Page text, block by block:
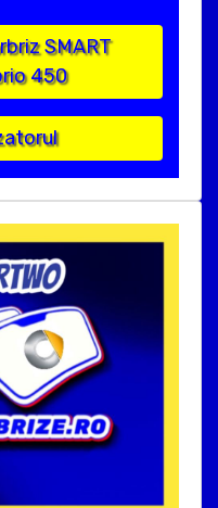
SMART
450